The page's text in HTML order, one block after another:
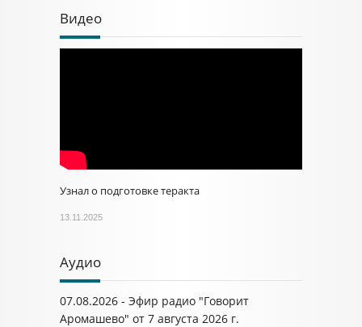
Видео
Узнал о подготовке теракта
13.11.2025
Аудио
07.08.2026 - Эфир радио "Говорит
Аромашево" от 7 августа 2026 г.